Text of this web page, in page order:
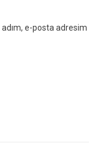
e-posta adresim